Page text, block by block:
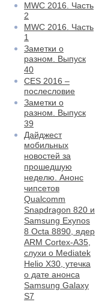
MWC 2016. Часть
2
MWC 2016. Часть
1
Заметки о
разном. Выпуск
40
CES 2016 –
послесловие
Заметки о
разном. Выпуск
39
Дайджест
мобильных
новостей за
прошедшую
неделю. Анонс
чипсетов
Qualcomm
Snapdragon 820 и
Samsung Exynos
8 Octa 8890, ядер
ARM Cortex-A35,
слухи о Mediatek
Helio X30, утечка
о дате анонса
Samsung Galaxy
S7